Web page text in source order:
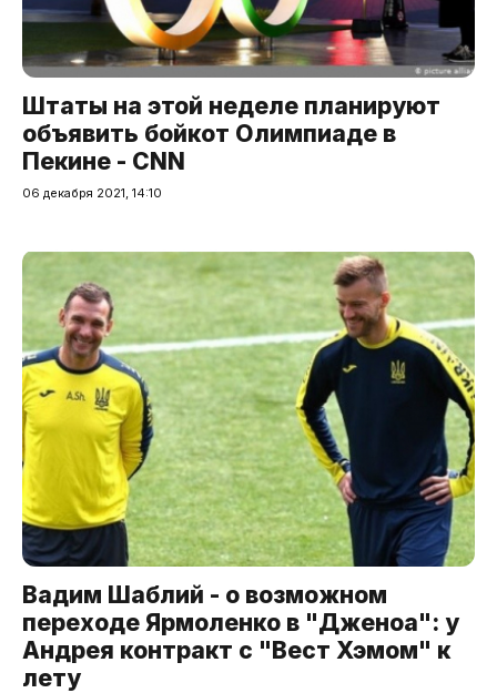
Штаты на этой неделе планируют
объявить бойкот Олимпиаде в
Пекине - CNN
06 декабря 2021, 14:10
Вадим Шаблий - о возможном
переходе Ярмоленко в "Дженоа": у
Андрея контракт с "Вест Хэмом" к
лету